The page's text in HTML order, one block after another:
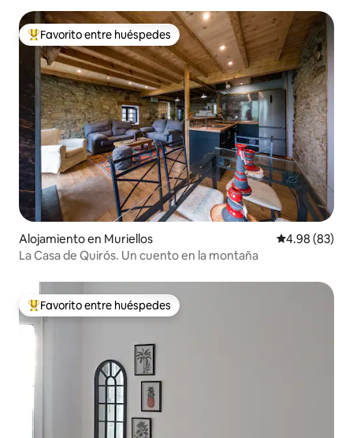
Favorito entre huéspedes preferido
Favorito entre huéspedes
Alojamiento en Muriellos Calificación
4.98 (83)
La Casa de Quirós. Un cuento en la montaña
Favorito entre huéspedes preferido
Favorito entre huéspedes